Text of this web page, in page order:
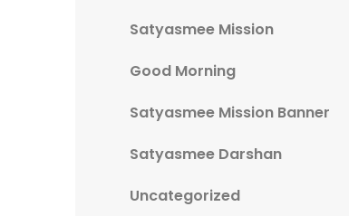
Satyasmee Mission
Good Morning
Satyasmee Mission Banner
Satyasmee Darshan
Uncategorized